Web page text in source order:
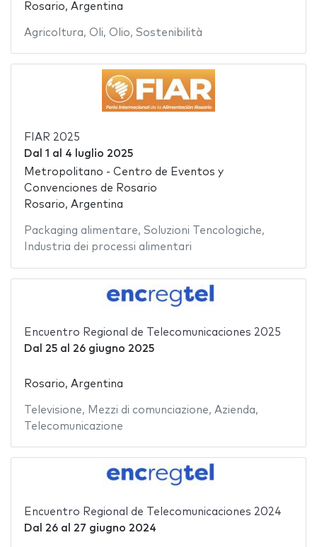
Rosario, Argentina
Agricoltura, Oli, Olio, Sostenibilità
FIAR 2025
Dal 1 al 4 luglio 2025
Metropolitano - Centro de Eventos y
Convenciones de Rosario
Rosario, Argentina
Packaging alimentare, Soluzioni Tencologiche,
Industria dei processi alimentari
Encuentro Regional de Telecomunicaciones 2025
Dal 25al 26 giugno 2025
Rosario, Argentina
Televisione, Mezzi di comunciazione, Azienda,
Telecomunicazione
Encuentro Regional de Telecomunicaciones 2024
Dal 26al 27 giugno 2024